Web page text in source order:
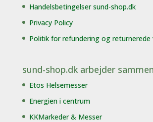
Handelsbetingelser sund-shop.dk
Privacy Policy
Politik for refundering og returnerede
sund-shop.dk arbejder
Etos Helsemesser
Energien i centrum
KKMarkeder & Messer